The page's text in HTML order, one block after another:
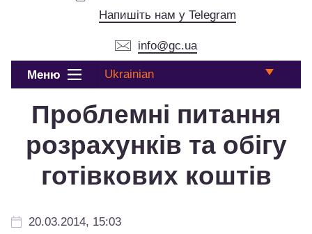
Напишіть нам у Telegram
info@gc.ua
Меню Ukrainian
Проблемні питання
розрахунків та обігу
готівкових коштів
20.03.2014, 15:03